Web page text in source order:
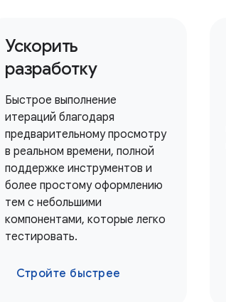
Ускорить
разработку
Быстрое выполнение
итераций благодаря
предварительному просмотру
в реальном времени, полной
поддержке инструментов и
более простому оформлению
тем с небольшими
компонентами, которые легко
тестировать.
Стройте быстрее